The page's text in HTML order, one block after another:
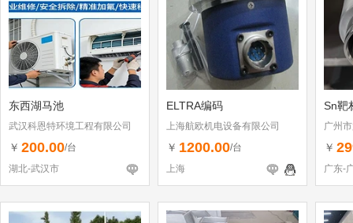
东西湖马池
武汉科恩特环境工程有限公司
￥ 200.00/台
湖北-武汉市
ELTRA编码
上海航欧机电设备有限公司
￥ 1200.00/台
上海
Sn靶
广州
￥
广东-